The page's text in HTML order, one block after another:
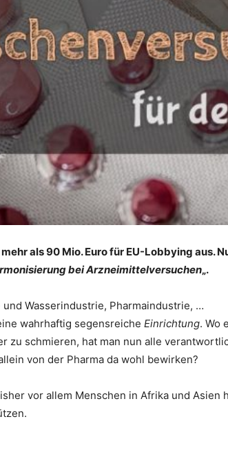
als 90 Mio. Euro für EU-Lobbying aus.
bei Arzneimittelversuchen„.
Wasserindustrie, Pharmaindustrie, …
wahrhaftig segensreiche Einrichtung. Wo
zu schmieren, hat man nun alle
von der Pharma da wohl bewirken?
vor allem Menschen in Afrika und